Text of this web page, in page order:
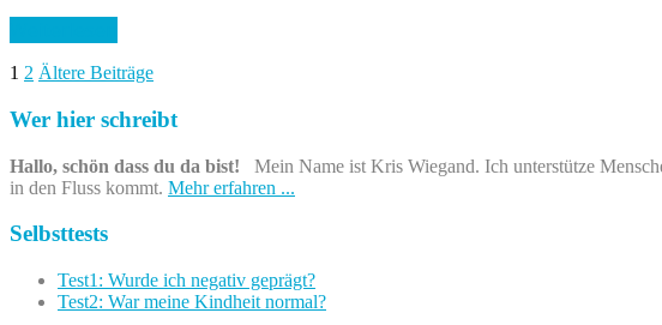
Seitennummerierung
der
1 2 Ältere Beiträge
Wer hier schreibt
Hallo, schön dass du da bist! Mein Name ist Kris Wiegand. Ich unterstütze
in den Fluss kommt. Mehr erfahren ...
Selbsttests
Test1: Wurde ich negativ geprägt?
Test2: War meine Kindheit normal?